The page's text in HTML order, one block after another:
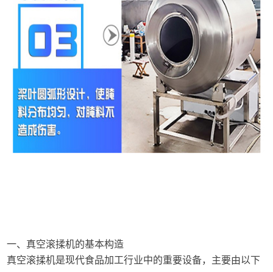
一、真空滚揉机的基本构造
真空滚揉机是现代食品加工行业中的重要设备，主要由以下